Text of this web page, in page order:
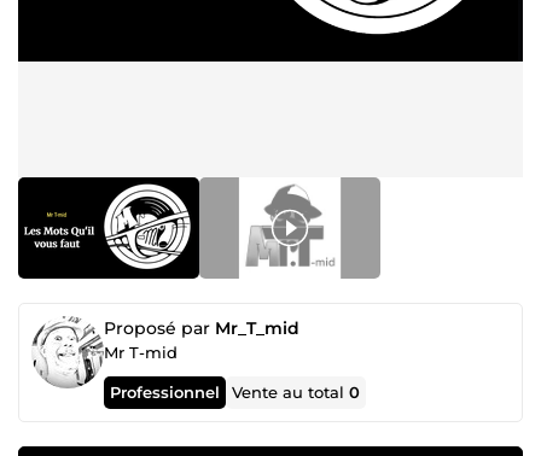
Proposé par Mr_T_mid
Mr T-mid
Professionnel Vente au total0